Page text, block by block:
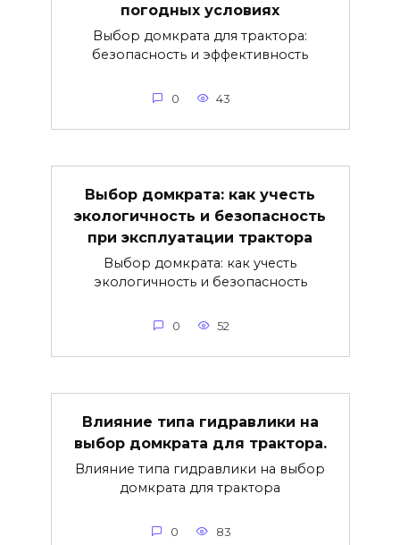
погодных условиях
Выбор домкрата для трактора:
безопасность и эффективность
0 43
Выбор домкрата: как учесть
экологичность и безопасность
при эксплуатации трактора
Выбор домкрата: как учесть
экологичность и безопасность
0 52
Влияние типа гидравлики на
выбор домкрата для трактора.
Влияние типа гидравлики на выбор
домкрата для трактора
0 83